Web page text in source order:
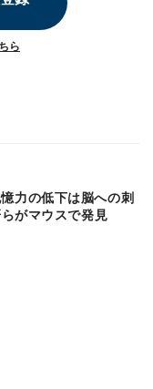
ら
力の低下は脳への刺
がマウスで発見